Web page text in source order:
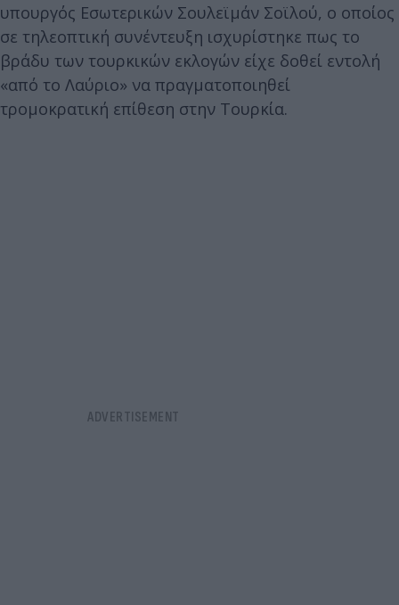
υπουργός Εσωτερικών Σουλεϊμάν Σοϊλού, ο οποίος
σε τηλεοπτική συνέντευξη ισχυρίστηκε πως το
βράδυ των τουρκικών εκλογών είχε δοθεί εντολή
«από το Λαύριο» να πραγματοποιηθεί
τρομοκρατική επίθεση στην Τουρκία.